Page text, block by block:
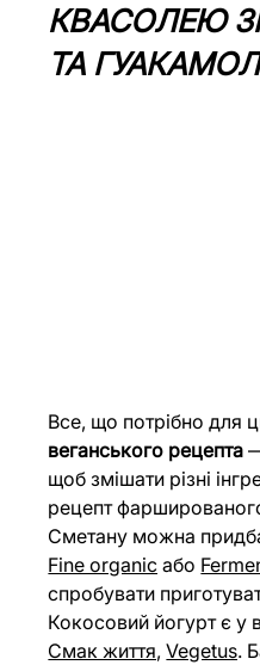
КВАСОЛЕЮ
ТА
Все, що потрібно для
веганського рецепта
щоб змішати різні
рецепт
Сметану можна
Fine organic або
спробувати
Кокосовий йогурт є у
Смак життя, Vegetus.